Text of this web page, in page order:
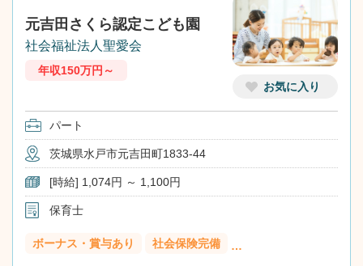
お気に入り
元吉田さくら認定こども園
社会福祉法人聖愛会
年収150万円～
パート
茨城県水戸市元吉田町1833-44
[時給] 1,074円 ～ 1,100円
保育士
ボーナス・賞与あり 社会保険完備 …